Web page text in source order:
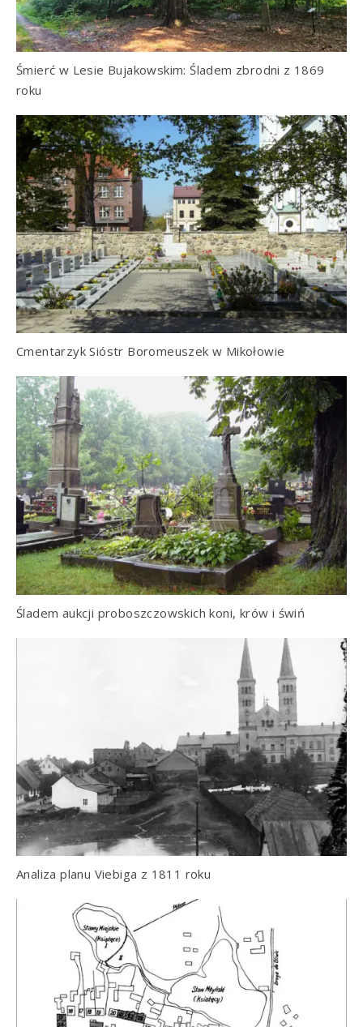
Śmierć w Lesie Bujakowskim: Śladem zbrodni z 1869
roku
Cmentarzyk Sióstr Boromeuszek w Mikołowie
Śladem aukcji proboszczowskich koni, krów i świń
Analiza planu Viebiga z 1811 roku